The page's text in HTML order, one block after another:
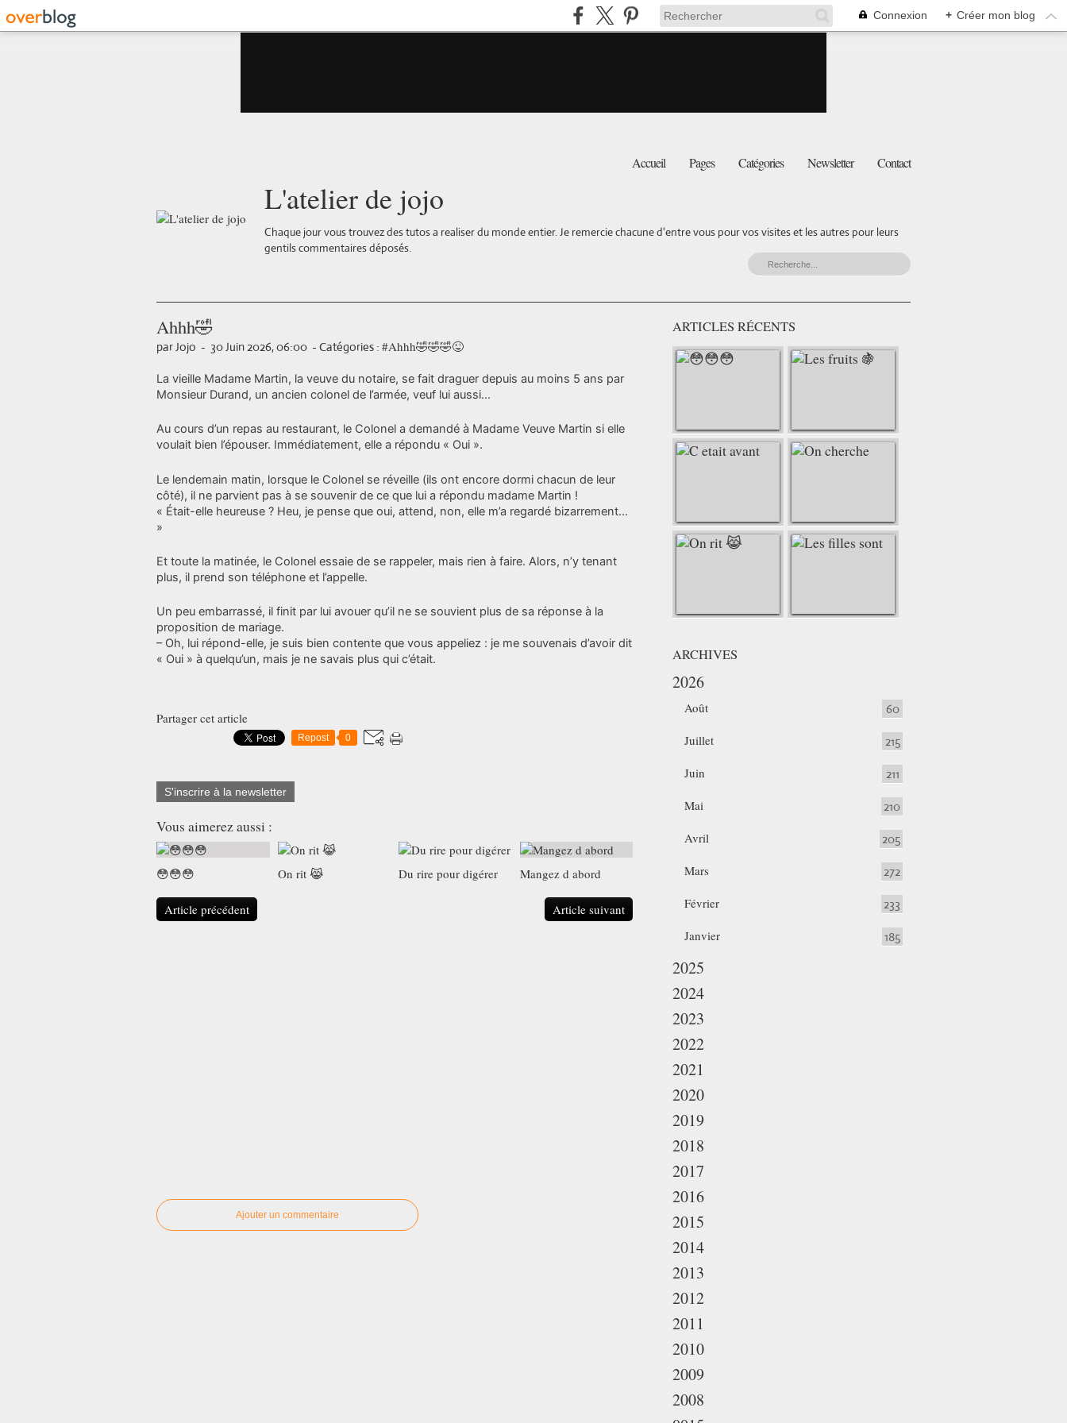
Connexion + Créer mon blog
Accueil Pages Catégories Newsletter Contact
L'atelier de jojo
Chaque jour vous trouvez des tutos a realiser du monde entier. Je remercie chacune d'entre vous pour vos visites et les autres pour leurs
gentils commentaires déposés.
Ahhh🤣
par Jojo - 30 Juin 2026, 06:00 - Catégories : #Ahhh🤣🤣🤣😜
La vieille Madame Martin, la veuve du notaire, se fait draguer depuis au moins 5 ans par
Monsieur Durand, un ancien colonel de l’armée, veuf lui aussi…
Au cours d’un repas au restaurant, le Colonel a demandé à Madame Veuve Martin si elle
voulait bien l’épouser. Immédiatement, elle a répondu « Oui ».
Le lendemain matin, lorsque le Colonel se réveille (ils ont encore dormi chacun de leur
côté), il ne parvient pas à se souvenir de ce que lui a répondu madame Martin !
« Était-elle heureuse ? Heu, je pense que oui, attend, non, elle m’a regardé bizarrement…
»
Et toute la matinée, le Colonel essaie de se rappeler, mais rien à faire. Alors, n’y tenant
plus, il prend son téléphone et l’appelle.
Un peu embarrassé, il finit par lui avouer qu’il ne se souvient plus de sa réponse à la
proposition de mariage.
– Oh, lui répond-elle, je suis bien contente que vous appeliez : je me souvenais d’avoir dit
« Oui » à quelqu’un, mais je ne savais plus qui c’était.
Partager cet article
Repost 0
S'inscrire à la newsletter
Vous aimerez aussi :
😳😳😳 On rit 😹 Du rire pour digérer Mangez d abord
Article précédent Article suivant
Ajouter un commentaire
ARTICLES RÉCENTS
ARCHIVES
2026
Août 60
Juillet 215
Juin 211
Mai 210
Avril 205
Mars 272
Février 233
Janvier 185
2025
2024
2023
2022
2021
2020
2019
2018
2017
2016
2015
2014
2013
2012
2011
2010
2009
2008